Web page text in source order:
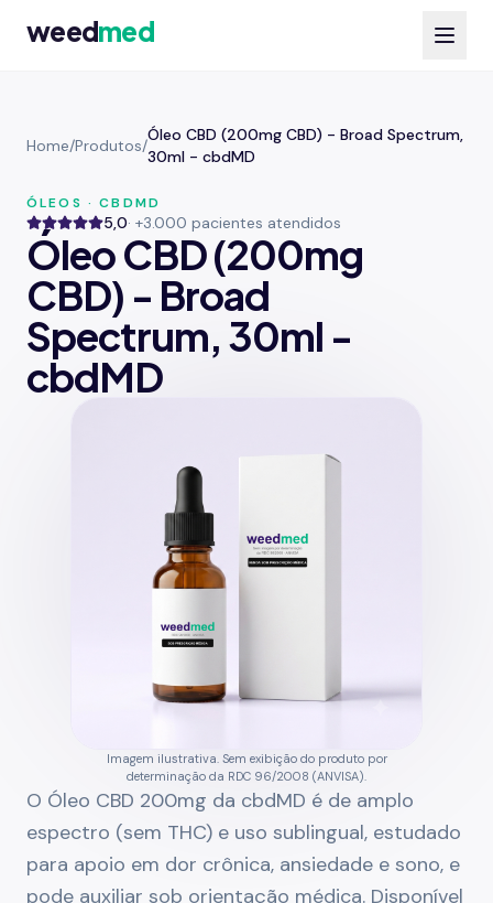
weedmed
Home/Produtos/
Óleo CBD (200mg CBD) - Broad Spectrum,
30ml - cbdMD
ÓLEOS · CBDMD
5,0· +3.000 pacientes atendidos
Óleo CBD (200mg
CBD) - Broad
Spectrum, 30ml -
cbdMD
Imagem ilustrativa. Sem exibição do produto por
determinação da RDC 96/2008 (ANVISA).
O Óleo CBD 200mg da cbdMD é de amplo
espectro (sem THC) e uso sublingual, estudado
para apoio em dor crônica, ansiedade e sono, e
pode auxiliar sob orientação médica. Disponível